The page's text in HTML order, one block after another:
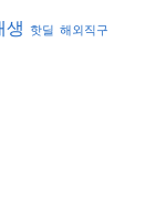
생 핫딜 해외직구